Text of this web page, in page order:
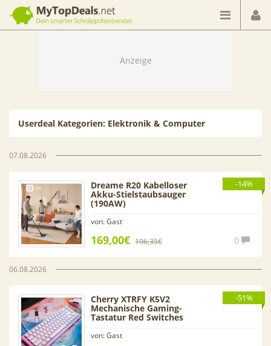
Dein smarter Schnäppchenberater
Userdeal Kategorien: Elektronik & Computer
07.08.2026
-14%
Dreame R20 Kabelloser
Akku-Stielstaubsauger
(190AW)
von: Gast
169,00€ 196,35€ 0
06.08.2026
-51%
Cherry XTRFY K5V2
Mechanische Gaming-
Tastatur Red Switches
von: Gast